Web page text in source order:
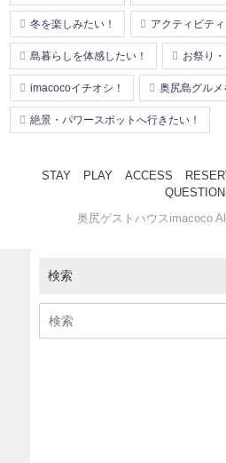
冬を楽しみたい！ アクティビテ
島暮らしを体感したい！ お祭り
imacocoイチオシ！ 奥尻島グルメ
絶景・パワースポットへ行きたい！
STAY PLAY ACCESS
奥尻ゲストハウスimacoco
検索